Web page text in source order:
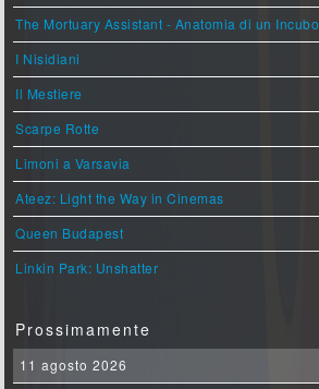
The Mortuary Assistant - Anatomia di un Incubo
I Nisidiani
Il Mestiere
Scarpe Rotte
Limoni a Varsavia
Ateez: Light the Way in Cinemas
Queen Budapest
Linkin Park: Unshatter
Prossimamente
11 agosto 2026